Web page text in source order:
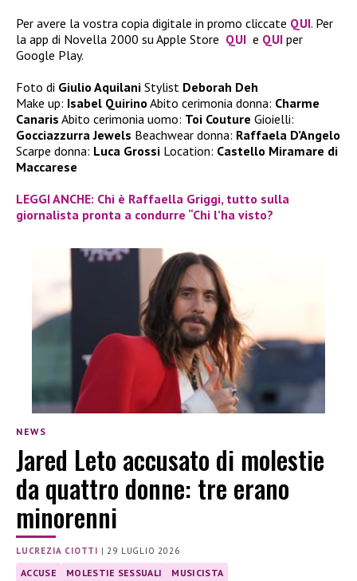
Per avere la vostra copia digitale in promo cliccate QUI. Per
la app di Novella 2000 su Apple Store QUI e QUI per
Google Play.
Foto di Giulio Aquilani Stylist Deborah Deh
Make up: Isabel Quirino Abito cerimonia donna: Charme
Canaris Abito cerimonia uomo: Toi Couture Gioielli:
Gocciazzurra Jewels Beachwear donna: Raffaela D’Angelo
Scarpe donna: Luca Grossi Location: Castello Miramare di
Maccarese
LEGGI ANCHE: Chi è Raffaella Griggi, tutto sulla
giornalista pronta a condurre “Chi l’ha visto?
NEWS
Jared Leto accusato di molestie
da quattro donne: tre erano
minorenni
LUCREZIA CIOTTI |29 LUGLIO 2026
ACCUSE MOLESTIE SESSUALI MUSICISTA